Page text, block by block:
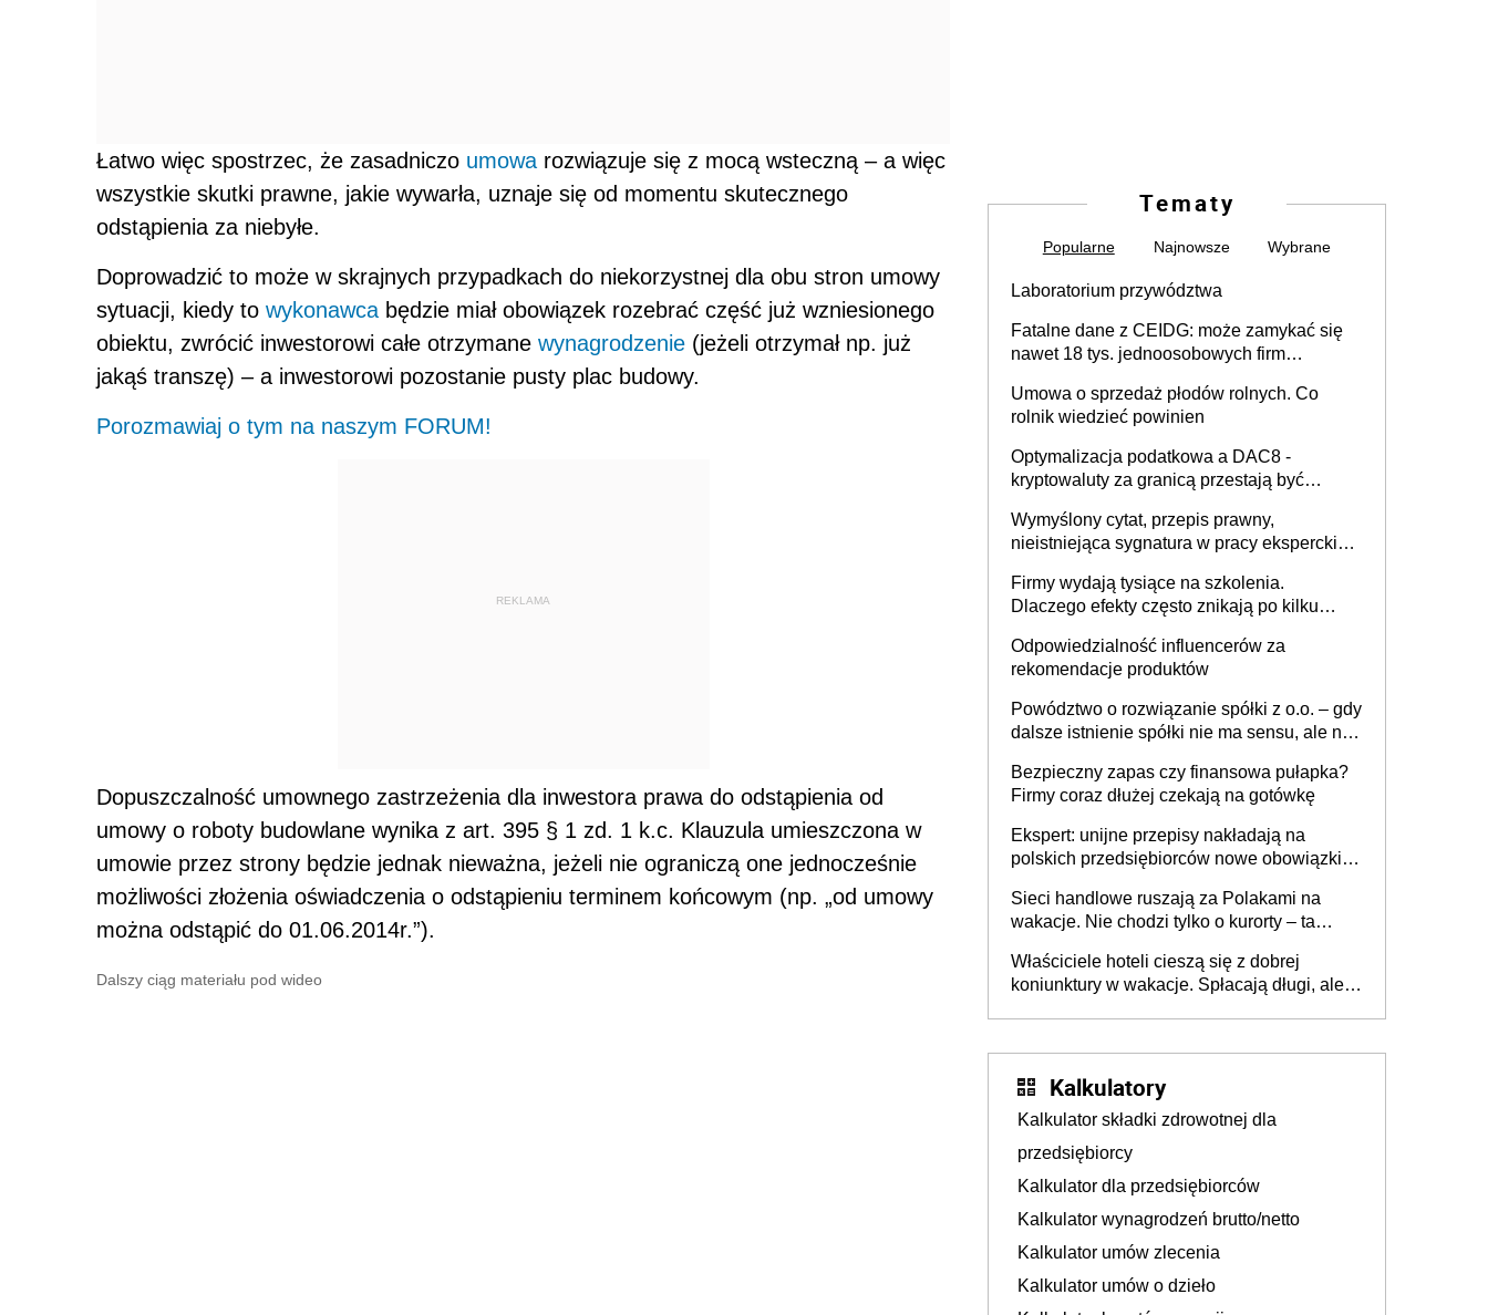
Łatwo więc spostrzec, że zasadniczo umowarozwiązuje się z mocą wsteczną – a więc
wszystkie skutki prawne, jakie wywarła, uznaje się od momentu skutecznego
odstąpienia za niebyłe.
Doprowadzić to może w skrajnych przypadkach do niekorzystnej dla obu stron umowy
sytuacji, kiedy to wykonawcabędzie miał obowiązek rozebrać część już wzniesionego
obiektu, zwrócić inwestorowi całe otrzymane wynagrodzenie (jeżeli otrzymał np. już
jakąś transzę) – a inwestorowi pozostanie pusty plac budowy.
Porozmawiaj o tym na naszym FORUM!
REKLAMA
Dopuszczalność umownego zastrzeżenia dla inwestora prawa do odstąpienia od
umowy o roboty budowlane wynika z art. 395 § 1 zd. 1 k.c. Klauzula umieszczona w
umowie przez strony będzie jednak nieważna, jeżeli nie ograniczą one jednocześnie
możliwości złożenia oświadczenia o odstąpieniu terminem końcowym (np. „od umowy
można odstąpić do 01.06.2014r.”).
Dalszy ciąg materiału pod wideo
Tematy
Popularne Najnowsze Wybrane
Laboratorium przywództwa
Fatalne dane z CEIDG: może zamykać się
nawet 18 tys. jednoosobowych firm
Umowa o sprzedaż płodów rolnych. Co
rolnik wiedzieć powinien
Optymalizacja podatkowa a DAC8 -
kryptowaluty za granicą przestają być
Wymyślony cytat, przepis prawny,
nieistniejąca sygnatura w pracy eksperckiej -
firmie
Firmy wydają tysiące na szkolenia.
Dlaczego efekty często znikają po kilku
Odpowiedzialność influencerów za
rekomendacje produktów
Powództwo o rozwiązanie spółki z o.o. – gdy
dalsze istnienie spółki nie ma sensu, ale nie
Bezpieczny zapas czy finansowa pułapka?
Firmy coraz dłużej czekają na gotówkę
Ekspert: unijne przepisy nakładają na
polskich przedsiębiorców nowe obowiązki w
Sieci handlowe ruszają za Polakami na
wakacje. Nie chodzi tylko o kurorty – ta
tam, gdzie wielu spędzi urlop po cichu
Właściciele hoteli cieszą się z dobrej
koniunktury w wakacje. Spłacają długi, ale
Kalkulatory
Kalkulator składki zdrowotnej dla
przedsiębiorcy
Kalkulator dla przedsiębiorców
Kalkulator wynagrodzeń brutto/netto
Kalkulator umów zlecenia
Kalkulator umów o dzieło